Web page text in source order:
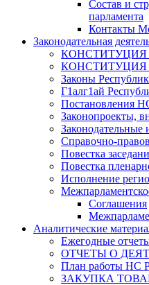
Состав и
парламента
Контакты
Законодательная
Законы
Г1алг1ай
Постановления
Законопроекты,
Справочно-
Повестка
Повестка
Исполнение
Соглашения
Аналитические
Ежегодные
ОТЧЕТЫ О
План работы НС
ЗАКУПКА